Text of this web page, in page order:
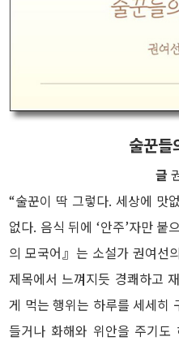
술꾼들
글
“술꾼이 딱 그렇다. 세상에 맛
없다. 음식 뒤에 ‘안주’자만 붙
의 모국어』는 소설가 권여선
제목에서 느껴지듯 경쾌하고
게 먹는 행위는 하루를 세세히
들거나 화해와 위안을 주기도